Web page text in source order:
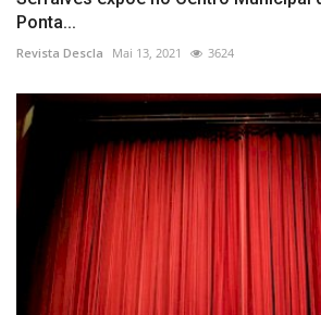
Ponta...
Revista Descla Mai 13, 2021 3624